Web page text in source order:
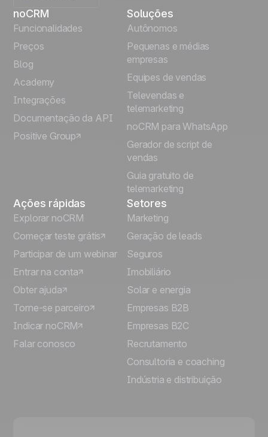
English
Français
Español
Italiano
Deutsch
noCRM
Funcionalidades
Preços
Blog
Academy
Integrações
Documentação da API
Positive Group
Soluções
Autônomos
Pequenas e médias
empresas
Equipes de vendas
Televendas e
telemarketing
noCRM para WhatsApp
Gerador de script de
vendas
Guia gratuito de
telemarketing
Ações rápidas
Explorar noCRM
Começar teste grátis
Participar de um webinar
Entrar na conta
Obter ajuda
Torne-se parceiro
Indicar noCRM
Falar conosco
Setores
Marketing
Geração de leads
Seguros
Imobiliário
Solar e energia
Empresas B2B
Empresas B2C
Recrutamento
Consultoria e coaching
Indústria e distribuição